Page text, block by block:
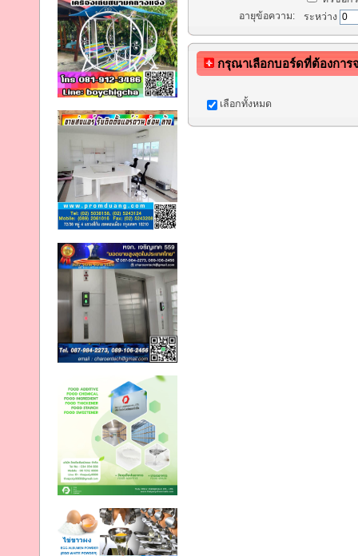
อายุข้อความ:
ระหว่าง
กรุณาเลือกบอร์ดที่ต้องกา
เลือกทั้งหมด